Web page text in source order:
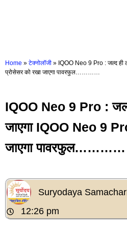
Home » टेक्नोलॉजी » IQOO Neo 9 Pro : जल्द ही
प्रोसेसर को रखा जाएगा पावरफुल…………
IQOO Neo 9 Pro :
जाएगा IQOO Neo 9
जाएगा पावरफुल…………
Suryodaya Samachar
12:26 pm